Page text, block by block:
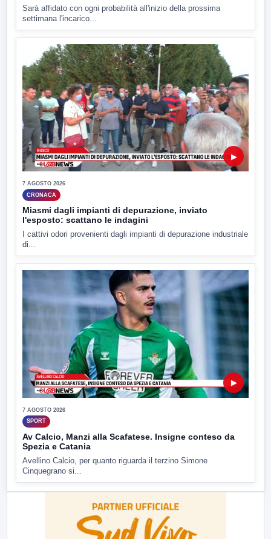
Sarà affidato con ogni probabilità all'inizio della prossima
settimana l'incarico...
▶
7 AGOSTO 2026
CRONACA
Miasmi dagli impianti di depurazione, inviato
l'esposto: scattano le indagini
I cattivi odori provenienti dagli impianti di depurazione industriale
di...
▶
7 AGOSTO 2026
SPORT
Av Calcio, Manzi alla Scafatese. Insigne conteso da
Spezia e Catania
Avellino Calcio, per quanto riguarda il terzino Simone
Cinquegrano si...